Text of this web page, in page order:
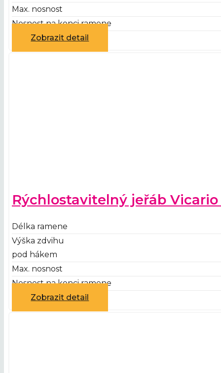
Max. nosnost
Nosnost na konci ramene
Zobrazit detail
Rýchlostavitelný jeřáb Vicario
Délka ramene
Výška zdvihu
pod hákem
Max. nosnost
Nosnost na konci ramene
Zobrazit detail